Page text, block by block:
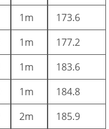
1m
173.6
1m
177.2
1m
183.6
1m
184.8
2m
185.9